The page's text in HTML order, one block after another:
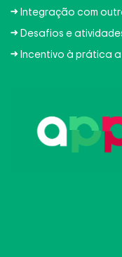
→Integração com
→Desafios e
→Incentivo à prática